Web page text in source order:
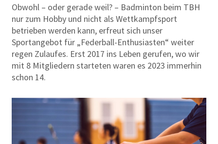
Obwohl – oder gerade weil? – Badminton beim TBH
nur zum Hobby und nicht als Wettkampfsport
betrieben werden kann, erfreut sich unser
Sportangebot für „Federball-Enthusiasten“ weiter
regen Zulaufes. Erst 2017 ins Leben gerufen, wo wir
mit 8 Mitgliedern starteten waren es 2023 immerhin
schon 14.